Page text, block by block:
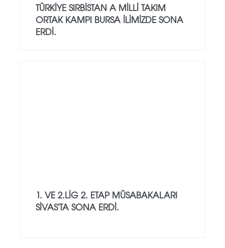
TÜRKİYE SIRBİSTAN A MİLLİ TAKIM
ORTAK KAMPI BURSA İLİMİZDE SONA
ERDİ.
1. VE 2.LİG 2. ETAP MÜSABAKALARI
SİVAS'TA SONA ERDİ.